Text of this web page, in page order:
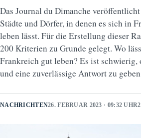
Das Journal du Dimanche
Städte und Dörfer, in denen es sich in
leben lässt. Für die Erstellung dieser
200 Kriterien zu Grunde gelegt. Wo
Frankreich gut leben? Es ist
und eine zuverlässige Antwort zu
NACHRICHTEN26. FEBRUAR 2023 · 09:32 UHR